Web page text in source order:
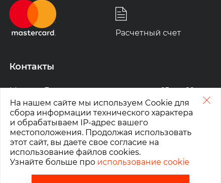
Расчетный счет
Контакты
Москва,Ленинградский проспект, д. 15 стр.10
График работы:
ПН-ПТ: 10:00-19:00
СБ, ВС: выходной
+7 (495) 780-50-16
info@cishop.ru
На нашем сайте мы используем Cookie для
сбора информации технического характера
и обрабатываем IP-адрес вашего
местоположения. Продолжая использовать
этот сайт, вы даете свое согласие на
использование файлов cookies.
Узнайте больше про использование cookie